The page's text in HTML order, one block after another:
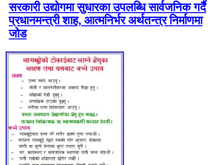
सरकारी उद्योगमा सुधारका उपलब्धि सार्वजनिक गर्दै
प्रधानमन्त्री शाह, आत्मनिर्भर अर्थतन्त्र निर्माणमा
जोड